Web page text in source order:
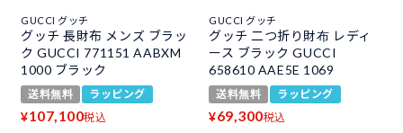
GUCCI グッチ
グッチ 長財布 メンズ ブラッ
ク GUCCI 771151 AABXM
1000 ブラック
送料無料 ラッピング
¥107,100税込
GUCCI グッチ
グッチ 二つ折り財布 レディ
ース ブラック GUCCI
658610 AAE5E 1069
送料無料 ラッピング
¥69,300税込